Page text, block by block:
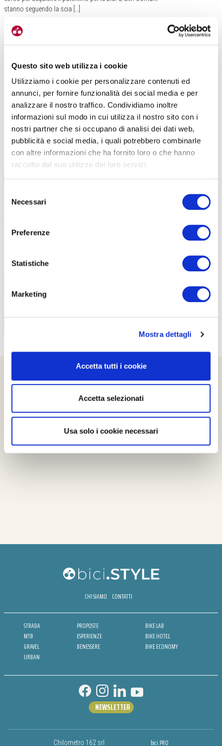
Questo sito web utilizza i cookie
Utilizziamo i cookie per personalizzare contenuti ed
annunci, per fornire funzionalità dei social media e per
analizzare il nostro traffico. Condividiamo inoltre
informazioni sul modo in cui utilizza il nostro sito con i
nostri partner che si occupano di analisi dei dati web,
pubblicità e social media, i quali potrebbero combinarle
con altre informazioni che ha fornito loro o che hanno
raccolto dal suo utilizzo dei loro servizi.
delNecessari
Preferenze
Statistiche
Marketing
Mostra dettagli
Accetta tutti i cookie
Accetta selezionati
Usa solo i cookie necessari
stanno seguendo la scia […]
#CASELLE IN PITTARI
#ANNA CARIELLO
TUTTE LE CATEGORIE DEL MAGAZINE
CHI SIAMO CONTATTI
STRADA
MTB
GRAVEL
URBAN
PROPOSTE
ESPERIENZE
BENESSERE
BIKE LAB
BIKE HOTEL
BIKE ECONOMY
Chilometro 162 srl bici.PRO
NEWSLETTER